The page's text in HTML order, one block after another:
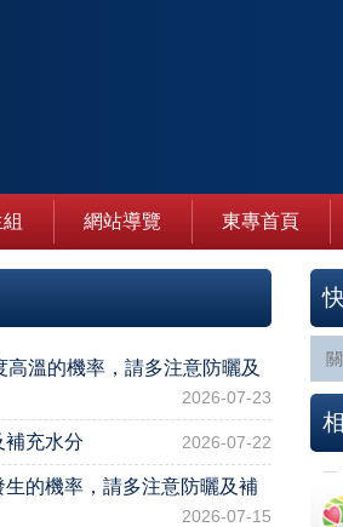
網站導覽 東專首頁
溫的機率，請多注意防曬及
2026-07-23
補充水分 2026-07-22
的機率，請多注意防曬及補
2026-07-15